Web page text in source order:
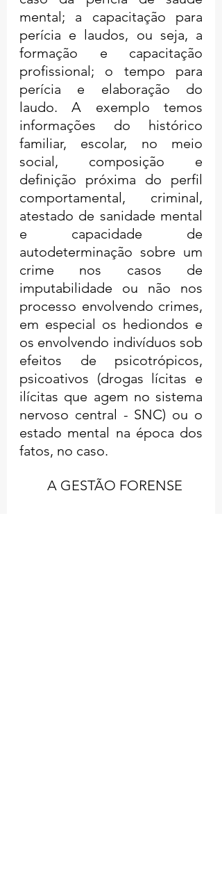
mental; a capacitação para
perícia e laudos, ou seja, a
formação e capacitação
profissional; o tempo para
perícia e elaboração do
laudo. A exemplo temos
informações do histórico
familiar, escolar, no meio
social, composição e
definição próxima do perfil
comportamental, criminal,
atestado de sanidade mental
e capacidade de
autodeterminação sobre um
crime nos casos de
imputabilidade ou não nos
processo envolvendo crimes,
em especial os hediondos e
os envolvendo indivíduos sob
efeitos de psicotrópicos,
psicoativos (drogas lícitas e
ilícitas que agem no sistema
nervoso central - SNC) ou o
estado mental na época dos
fatos, no caso.
	A GESTÃO FORENSE